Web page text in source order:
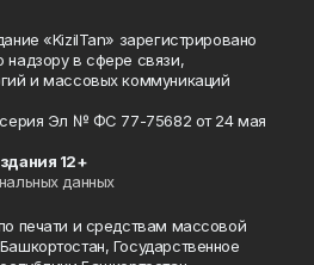
«KizilTan» зарегистрировано
в сфере связи,
и массовых коммуникаций
серия Эл № ФС 77-75682 от 24 мая
12+
данных
печати и средствам массовой
Государственное